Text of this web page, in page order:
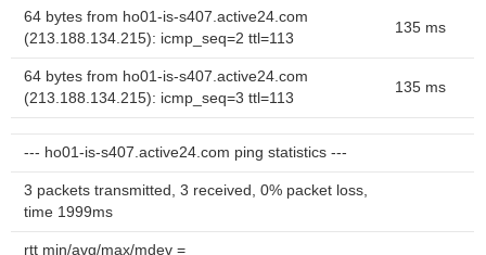
64 bytes from ho01-is-s407.active24.com
(213.188.134.215): icmp_seq=2 ttl=113
135 ms
64 bytes from ho01-is-s407.active24.com
(213.188.134.215): icmp_seq=3 ttl=113
135 ms
--- ho01-is-s407.active24.com ping statistics ---
3 packets transmitted, 3 received, 0% packet loss,
time 1999ms
rtt min/avg/max/mdev =